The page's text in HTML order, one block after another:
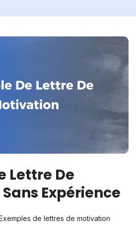
Lettre De
Expérience
de lettres de motivation